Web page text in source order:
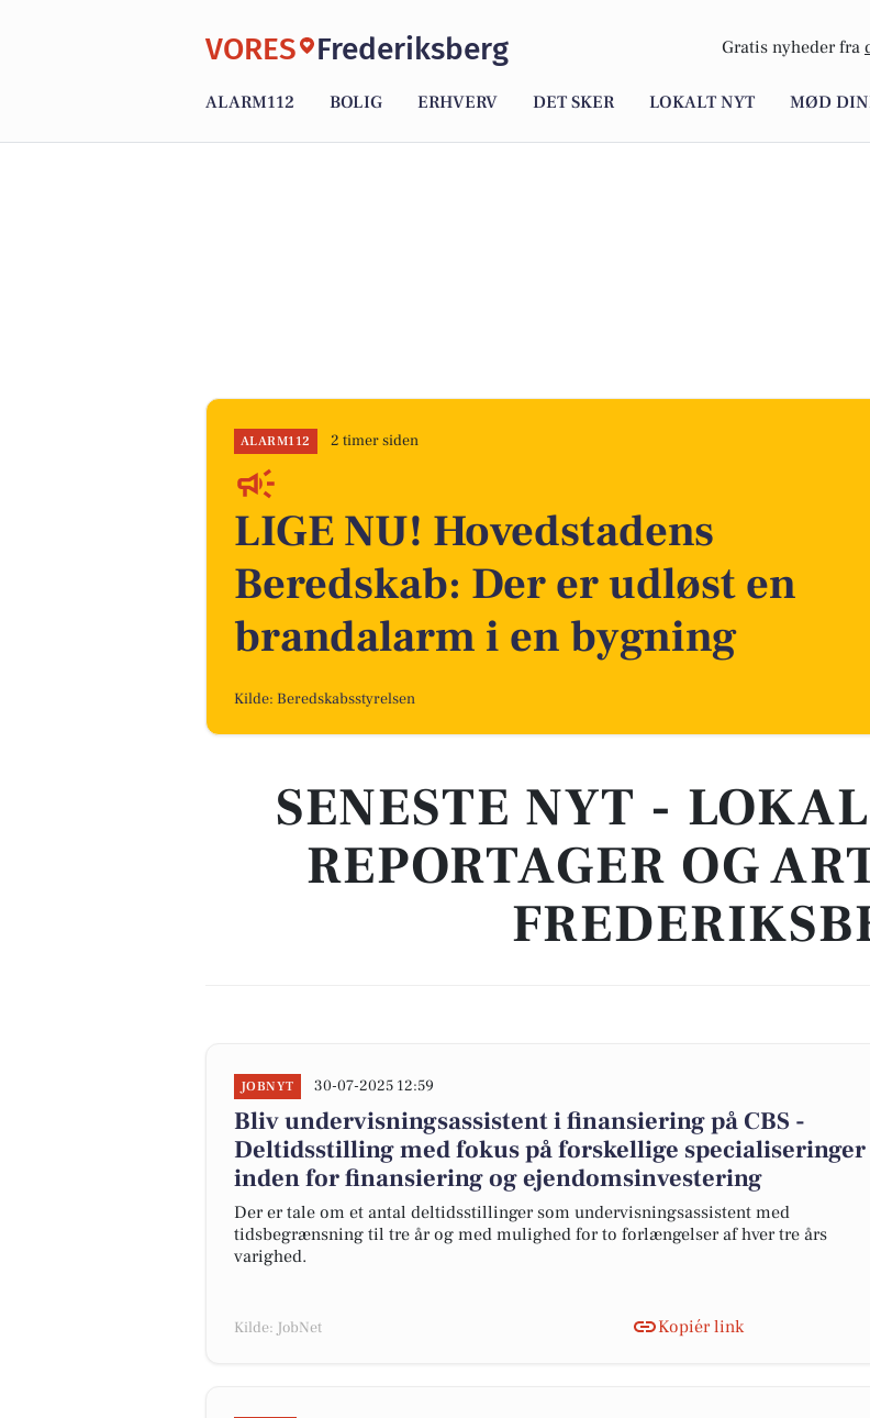
VORES Frederiksberg Gratis nyheder fra
ALARM112 BOLIG ERHVERV DET SKER LOKALT NYT MØD
ALARM112 2 timer siden
LIGE NU! Hovedstadens
Beredskab: Der er udløst en
brandalarm i en bygning
Kilde: Beredskabsstyrelsen
SENESTE NYT -
REPORTAGER OG
JOBNYT 30-07-2025 12:59
Bliv undervisningsassistent i finansiering på CBS -
Deltidsstilling med fokus på forskellige specialiseringer
inden for finansiering og ejendomsinvestering
Der er tale om et antal deltidsstillinger som undervisningsassistent med
tidsbegrænsning til tre år og med mulighed for to forlængelser af hver tre års
varighed.
Kilde: JobNet Kopiér link